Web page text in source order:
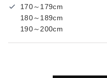
170～179cm
180～189cm
190～200cm